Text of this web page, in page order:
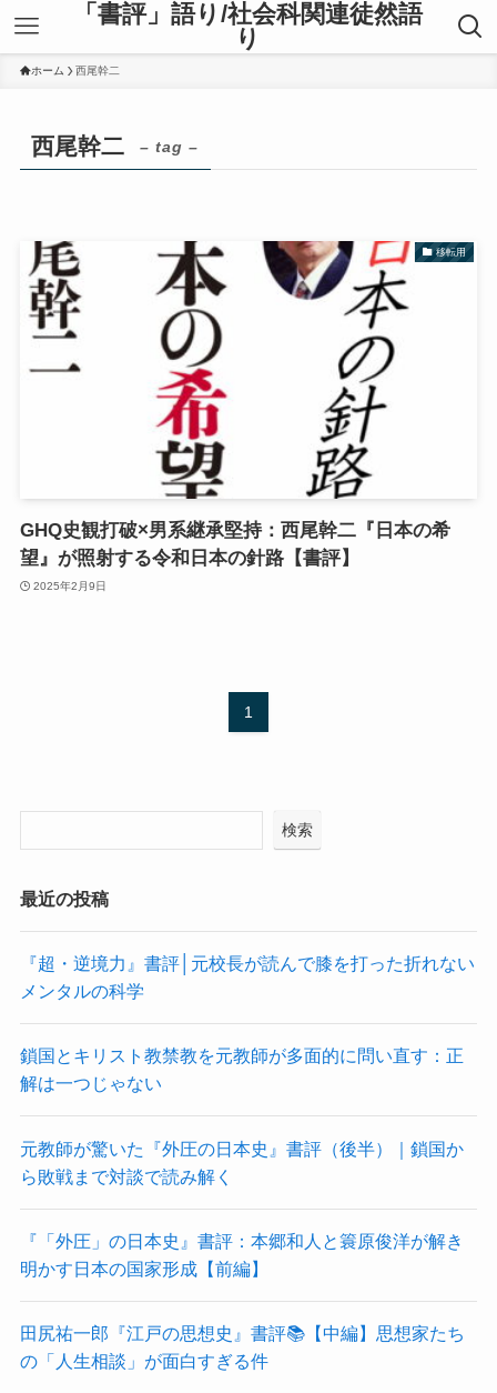
「書評」語り/社会科関連徒然語
り
ホーム 西尾幹二
西尾幹二 – tag –
移転用
GHQ史観打破×男系継承堅持：西尾幹二『日本の希
望』が照射する令和日本の針路【書評】
2025年2月9日
1
検索
最近の投稿
『超・逆境力』書評│元校長が読んで膝を打った折れない
メンタルの科学
鎖国とキリスト教禁教を元教師が多面的に問い直す：正
解は一つじゃない
元教師が驚いた『外圧の日本史』書評（後半）｜鎖国か
ら敗戦まで対談で読み解く
『「外圧」の日本史』書評：本郷和人と簑原俊洋が解き
明かす日本の国家形成【前編】
田尻祐一郎『江戸の思想史』書評📚【中編】思想家たち
の「人生相談」が面白すぎる件